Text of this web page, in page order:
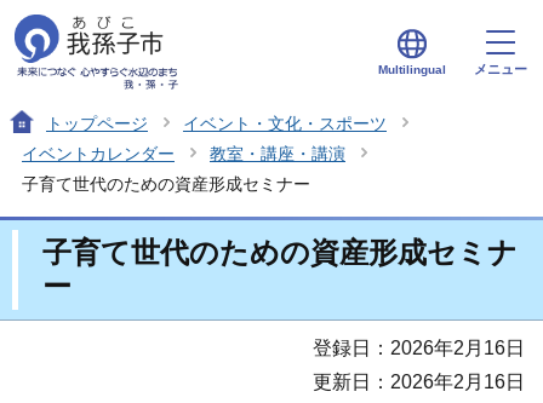
Multilingual メニュー
トップページ
イベント・文化・スポーツ
イベントカレンダー
教室・講座・講演
子育て世代のための資産形成セミナー
子育て世代のための資産形成セミナ
ー
登録日：2026年2月16日
更新日：2026年2月16日